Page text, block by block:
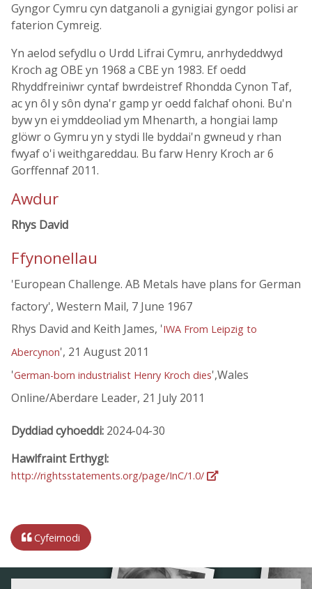
Gyngor Cymru cyn datganoli a gynigiai gyngor polisi ar
faterion Cymreig.
Yn aelod sefydlu o Urdd Lifrai Cymru, anrhydeddwyd
Kroch ag OBE yn 1968 a CBE yn 1983. Ef oedd
Rhyddfreiniwr cyntaf bwrdeistref Rhondda Cynon Taf,
ac yn ôl y sôn dyna'r gamp yr oedd falchaf ohoni. Bu'n
byw yn ei ymddeoliad ym Mhenarth, a hongiai lamp
glöwr o Gymru yn y stydi lle byddai'n gwneud y rhan
fwyaf o'i weithgareddau. Bu farw Henry Kroch ar 6
Gorffennaf 2011.
Awdur
Rhys David
Ffynonellau
'European Challenge. AB Metals have plans for German
factory', Western Mail, 7 June 1967
Rhys David and Keith James, 'IWA From Leipzig to
Abercynon', 21 August 2011
'German-born industrialist Henry Kroch dies',Wales
Online/Aberdare Leader, 21 July 2011
Dyddiad cyhoeddi: 2024-04-30
Hawlfraint Erthygl:
http://rightsstatements.org/page/InC/1.0/
Cyfeirnodi